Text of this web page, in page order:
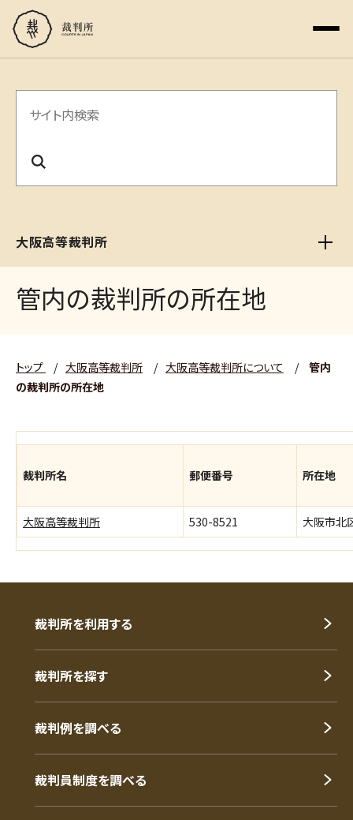
サ
内
索
大阪高等裁判所
管内の裁判所の所在地
トップ / 大阪高等裁判所 / 大阪高等裁判所について /
管内
の裁判所の所在地
裁判所名 郵便番号 所在地
大阪高等裁判所 530-8521 大阪市北
裁判所を利用する
裁判所を探す
裁判例を調べる
裁判員制度を調べる